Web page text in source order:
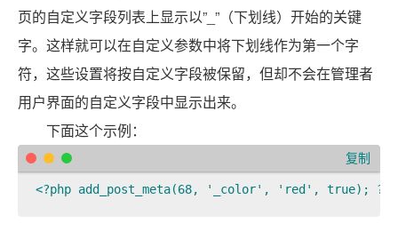
页的自定义字段列表上显示以”_”（下划线）开始的关键
字。这样就可以在自定义参数中将下划线作为第一个字
符，这些设置将按自定义字段被保留，但却不会在管理者
用户界面的自定义字段中显示出来。
下面这个示例：
<?php add_post_meta(68, '_color', 'red', true);
复制